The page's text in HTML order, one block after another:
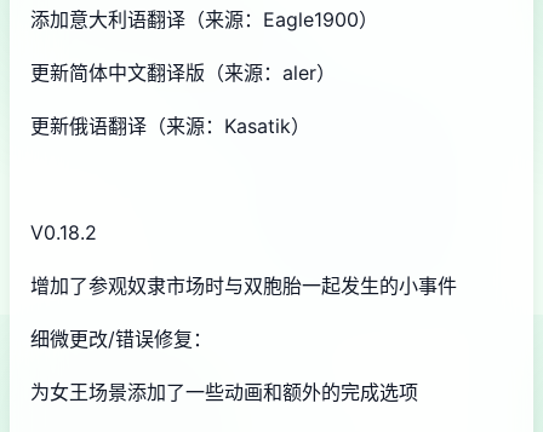
添加意大利语翻译（来源：Eagle1900）
更新简体中文翻译版（来源：aler）
更新俄语翻译（来源：Kasatik）
V0.18.2
增加了参观奴隶市场时与双胞胎一起发生的小事件
细微更改/错误修复：
为女王场景添加了一些动画和额外的完成选项